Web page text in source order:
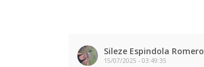
Sileze Espindola Romero
15/07/2025 - 03:49:35